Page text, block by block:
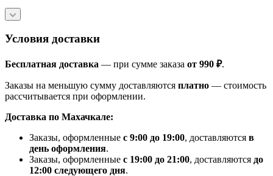
Условия доставки
Бесплатная доставка — при сумме заказа от 990 ₽.
Заказы на меньшую сумму доставляются платно — стоимость
рассчитывается при оформлении.
Доставка по Махачкале:
Заказы, оформленные с 9:00 до 19:00, доставляются в
день оформления.
Заказы, оформленные с 19:00 до 21:00, доставляются до
12:00 следующего дня.